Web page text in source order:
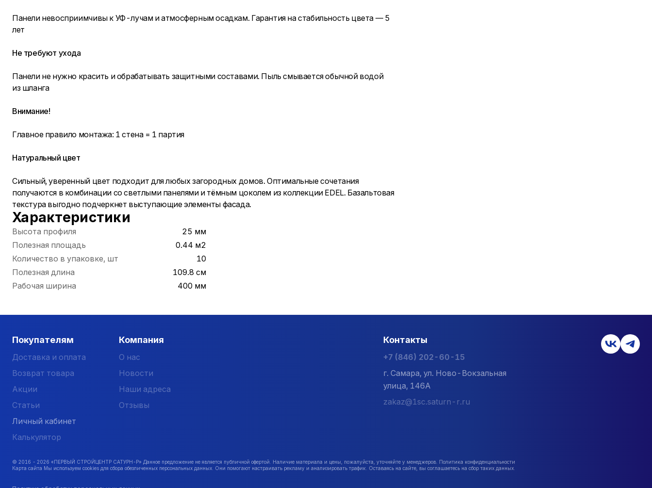
Панели невосприимчивы к УФ-лучам и атмосферным осадкам. Гарантия на стабильность цвета — 5
лет
Не требуют ухода
Панели не нужно красить и обрабатывать защитными составами. Пыль смывается обычной водой
из шланга
Внимание!
Главное правило монтажа: 1 стена = 1 партия
Натуральный цвет
Сильный, уверенный цвет подходит для любых загородных домов. Оптимальные сочетания
получаются в комбинации со светлыми панелями и тёмным цоколем из коллекции EDEL. Базальтовая
текстура выгодно подчеркнет выступающие элементы фасада.
Характеристики
Высота профиля
25 мм
Полезная площадь
0.44 м2
Количество в упаковке, шт
10
Полезная длина
109.8 см
Рабочая ширина
400 мм
Покупателям
Доставка и оплата
Возврат товара
Акции
Статьи
Личный кабинет
Калькулятор
Компания
О нас
Новости
Наши адреса
Отзывы
Контакты
+7 (846) 202-60-15
г. Самара, ул. Ново-Вокзальная
улица, 146А
zakaz@1sc.saturn-r.ru
© 2016 - 2026 «ПЕРВЫЙ СТРОЙЦЕНТР САТУРН-Р» Данное предложение не является публичной офертой. Наличие материала и цены, пожалуйста, уточняйте у менеджеров. Политика конфиденциальности
Карта сайта Мы используем cookies для сбора обезличенных персональных данных. Они помогают настраивать рекламу и анализировать трафик. Оставаясь на сайте, вы соглашаетесь на сбор таких данных.